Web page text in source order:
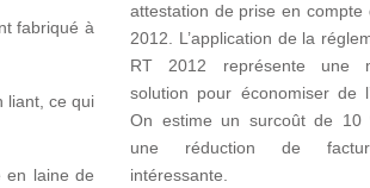
fabriqué à
liant, ce qui
en laine de
attestation de prise en compte
2012. L’application de la
RT 2012 représente une
solution pour économiser de
On estime un surcoût de 10
une réduction de
intéressante.